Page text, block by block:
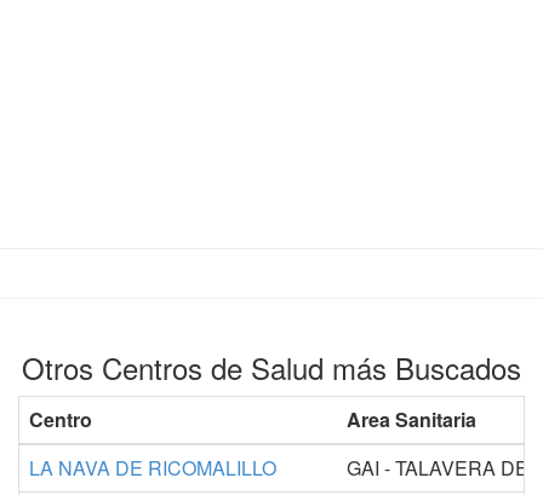
Otros Centros de Salud más Buscados
Centro
Area Sanitaria
LA NAVA DE RICOMALILLO
GAI - TALAVERA DE